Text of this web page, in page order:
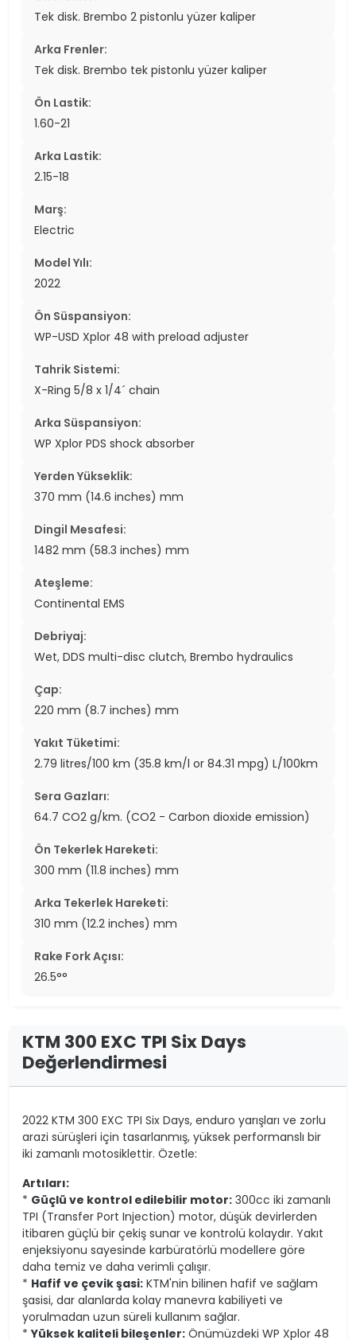
Tek disk. Brembo 2 pistonlu yüzer kaliper
Arka Frenler:
Tek disk. Brembo tek pistonlu yüzer kaliper
Ön Lastik:
1.60-21
Arka Lastik:
2.15-18
Marş:
Electric
Model Yılı:
2022
Ön Süspansiyon:
WP-USD Xplor 48 with preload adjuster
Tahrik Sistemi:
X-Ring 5/8 x 1/4´ chain
Arka Süspansiyon:
WP Xplor PDS shock absorber
Yerden Yükseklik:
370 mm (14.6 inches) mm
Dingil Mesafesi:
1482 mm (58.3 inches) mm
Ateşleme:
Continental EMS
Debriyaj:
Wet, DDS multi-disc clutch, Brembo hydraulics
Çap:
220 mm (8.7 inches) mm
Yakıt Tüketimi:
2.79 litres/100 km (35.8 km/l or 84.31 mpg) L/100km
Sera Gazları:
64.7 CO2 g/km. (CO2 - Carbon dioxide emission)
Ön Tekerlek Hareketi:
300 mm (11.8 inches) mm
Arka Tekerlek Hareketi:
310 mm (12.2 inches) mm
Rake Fork Açısı:
26.5°°
KTM 300 EXC TPI Six Days
Değerlendirmesi
2022 KTM 300 EXC TPI Six Days, enduro yarışları ve zorlu
arazi sürüşleri için tasarlanmış, yüksek performanslı bir
iki zamanlı motosiklettir. Özetle:
Artıları:
* Güçlü ve kontrol edilebilir motor: 300cc iki zamanlı
TPI (Transfer Port Injection) motor, düşük devirlerden
itibaren güçlü bir çekiş sunar ve kontrolü kolaydır. Yakıt
enjeksiyonu sayesinde karbüratörlü modellere göre
daha temiz ve daha verimli çalışır.
* Hafif ve çevik şasi: KTM'nin bilinen hafif ve sağlam
şasisi, dar alanlarda kolay manevra kabiliyeti ve
yorulmadan uzun süreli kullanım sağlar.
*Yüksek kaliteli bileşenler: Önümüzdeki WP Xplor 48